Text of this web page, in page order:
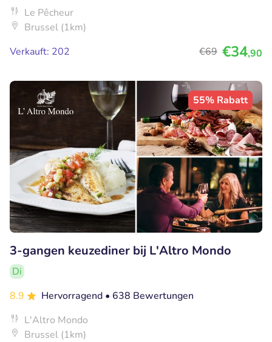
Le Pêcheur
Brussel (1km)
Verkauft: 202
€69 €34,90
55% Rabatt
3-gangen keuzediner bij L'Altro Mondo
Di
8.9
Hervorragend • 638 Bewertungen
L'Altro Mondo
Brussel (1km)